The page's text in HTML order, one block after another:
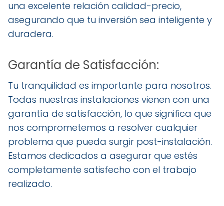
una excelente relación calidad-precio,
asegurando que tu inversión sea inteligente y
duradera.
Garantía de Satisfacción:
Tu tranquilidad es importante para nosotros.
Todas nuestras instalaciones vienen con una
garantía de satisfacción, lo que significa que
nos comprometemos a resolver cualquier
problema que pueda surgir post-instalación.
Estamos dedicados a asegurar que estés
completamente satisfecho con el trabajo
realizado.